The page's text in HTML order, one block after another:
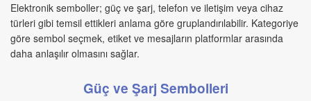
Elektronik semboller; güç ve şarj, telefon ve iletişim veya cihaz
türleri gibi temsil ettikleri anlama göre gruplandırılabilir. Kategoriye
göre sembol seçmek, etiket ve mesajların platformlar arasında
daha anlaşılır olmasını sağlar.
Güç ve Şarj Sembolleri